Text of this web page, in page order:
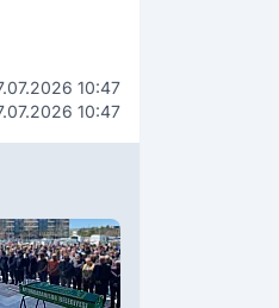
10:47
10:47